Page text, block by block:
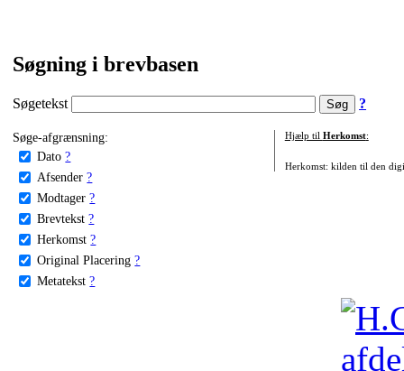
Søgning i brevbasen
Søgetekst ?
Søge-afgrænsning:
Dato ?
Afsender ?
Modtager ?
Brevtekst ?
Herkomst ?
Original Placering ?
Metatekst ?
Hjælp til Herkomst:
Herkomst: kilden til den